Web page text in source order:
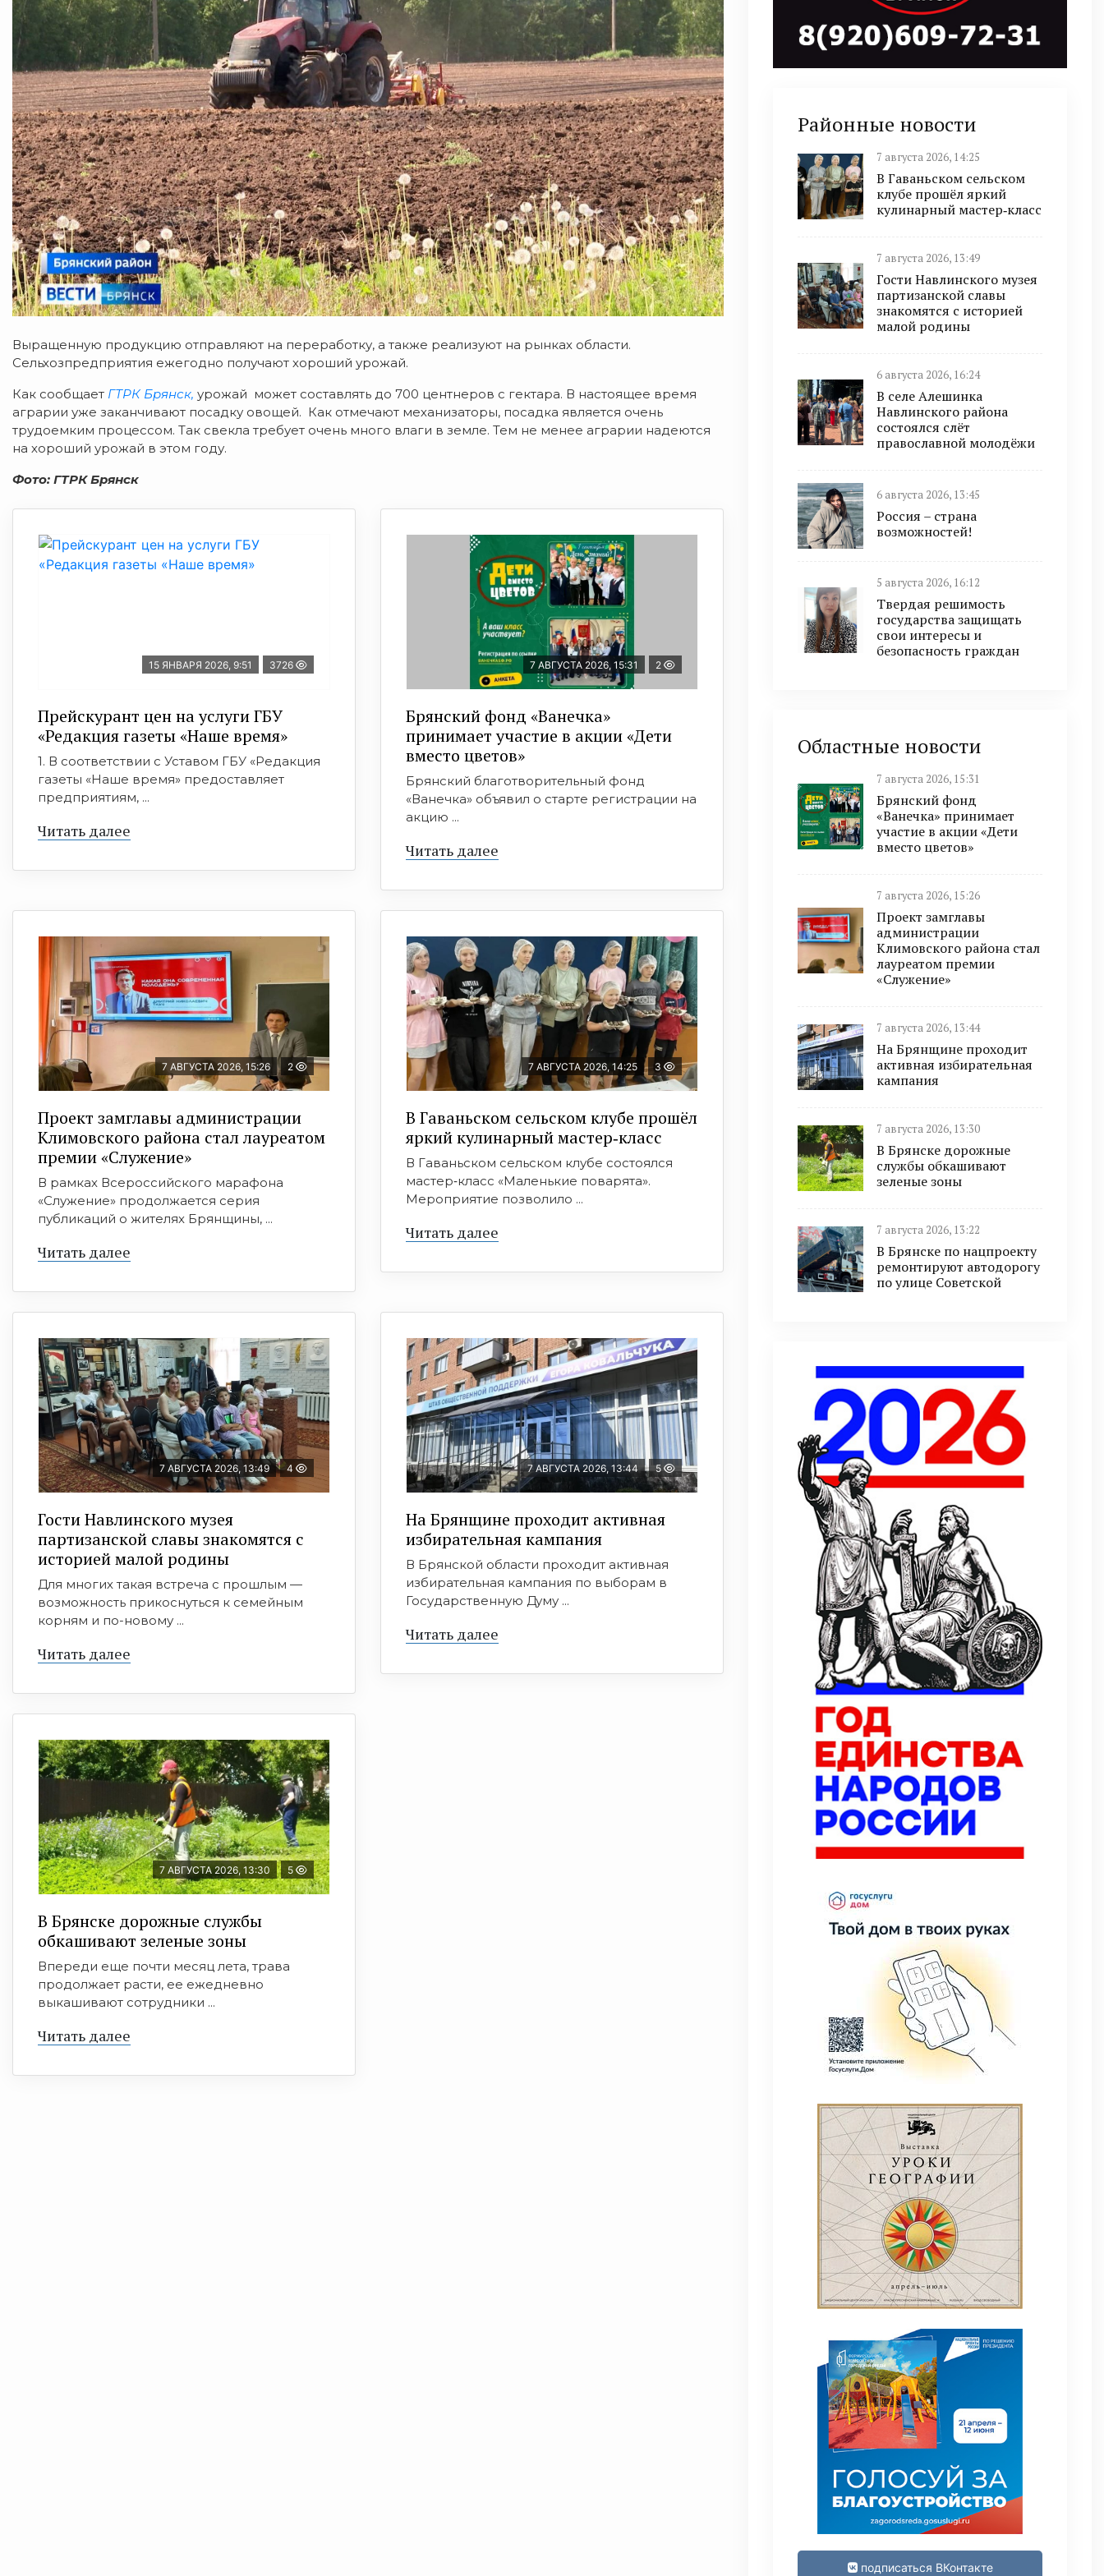
Выращенную продукцию отправляют на переработку, а также реализуют на рынках области.
Сельхозпредприятия ежегодно получают хороший урожай.
Как сообщает ГТРК Брянск, урожай может составлять до 700 центнеров с гектара. В настоящее время
аграрии уже заканчивают посадку овощей. Как отмечают механизаторы, посадка является очень
трудоемким процессом. Так свекла требует очень много влаги в земле. Тем не менее аграрии надеются
на хороший урожай в этом году.
Фото: ГТРК Брянск
15 ЯНВАРЯ 2026, 9:51 3726
Прейскурант цен на услуги ГБУ
«Редакция газеты «Наше время»
1. В соответствии с Уставом ГБУ «Редакция
газеты «Наше время» предоставляет
предприятиям, ...
Читать далее
7 АВГУСТА 2026, 15:31 2
Брянский фонд «Ванечка»
принимает участие в акции «Дети
вместо цветов»
Брянский благотворительный фонд
«Ванечка» объявил о старте регистрации на
акцию ...
Читать далее
7 АВГУСТА 2026, 15:26 2
Проект замглавы администрации
Климовского района стал лауреатом
премии «Служение»
В рамках Всероссийского марафона
«Служение» продолжается серия
публикаций о жителях Брянщины, ...
Читать далее
7 АВГУСТА 2026, 14:25 3
В Гаваньском сельском клубе прошёл
яркий кулинарный мастер‑класс
В Гаваньском сельском клубе состоялся
мастер‑класс «Маленькие поварята».
Мероприятие позволило ...
Читать далее
7 АВГУСТА 2026, 13:49 4
Гости Навлинского музея
партизанской славы знакомятся с
историей малой родины
Для многих такая встреча с прошлым —
возможность прикоснуться к семейным
корням и по-новому ...
Читать далее
7 АВГУСТА 2026, 13:44 5
На Брянщине проходит активная
избирательная кампания
В Брянской области проходит активная
избирательная кампания по выборам в
Государственную Думу ...
Читать далее
7 АВГУСТА 2026, 13:30 5
В Брянске дорожные службы
обкашивают зеленые зоны
Впереди еще почти месяц лета, трава
продолжает расти, ее ежедневно
выкашивают сотрудники ...
Читать далее
Районные новости
7 августа 2026, 14:25
В Гаваньском сельском
клубе прошёл яркий
кулинарный мастер‑класс
7 августа 2026, 13:49
Гости Навлинского музея
партизанской славы
знакомятся с историей
малой родины
6 августа 2026, 16:24
В селе Алешинка
Навлинского района
состоялся слёт
православной молодёжи
6 августа 2026, 13:45
Россия – страна
возможностей!
5 августа 2026, 16:12
Твердая решимость
государства защищать
свои интересы и
безопасность граждан
Областные новости
7 августа 2026, 15:31
Брянский фонд
«Ванечка» принимает
участие в акции «Дети
вместо цветов»
7 августа 2026, 15:26
Проект замглавы
администрации
Климовского района стал
лауреатом премии
«Служение»
7 августа 2026, 13:44
На Брянщине проходит
активная избирательная
кампания
7 августа 2026, 13:30
В Брянске дорожные
службы обкашивают
зеленые зоны
7 августа 2026, 13:22
В Брянске по нацпроекту
ремонтируют автодорогу
по улице Советской
подписаться ВКонтакте